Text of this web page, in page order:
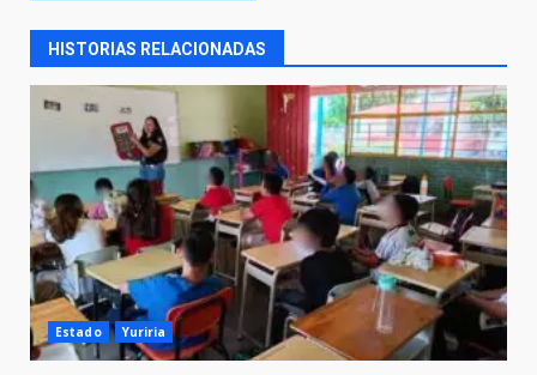
HISTORIAS RELACIONADAS
Estado Yuriria